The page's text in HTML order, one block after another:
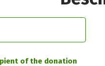
of the donation